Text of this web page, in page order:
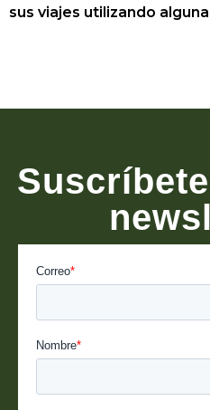
sus viajes utilizando